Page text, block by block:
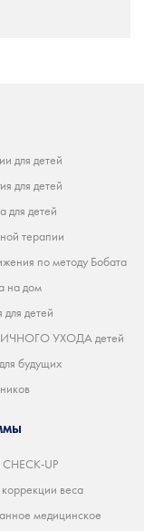
для детей
для детей
для детей
терапии
по методу Бобата
на дом
детей
УХОДА детей
будущих
UP
веса
медицинское